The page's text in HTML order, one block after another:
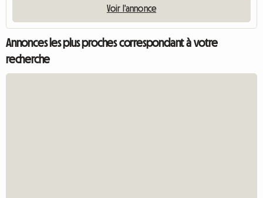
Voir l'annonce
Annonces les plus proches correspondant à votre
recherche